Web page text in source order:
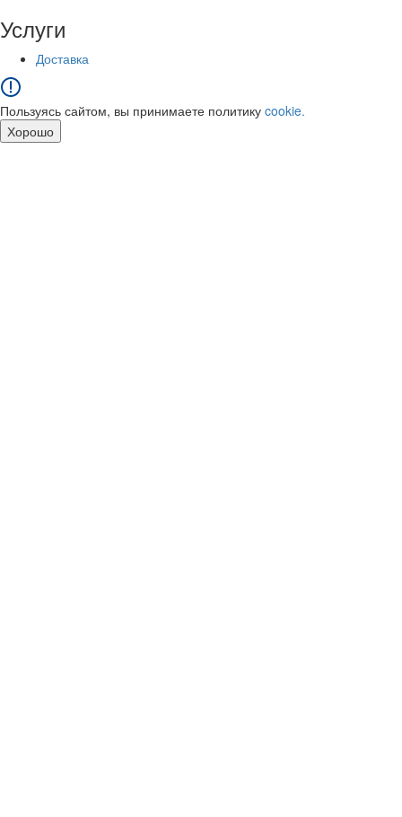
Услуги
Доставка
Пользуясь сайтом, вы принимаете политику cookie.
Хорошо